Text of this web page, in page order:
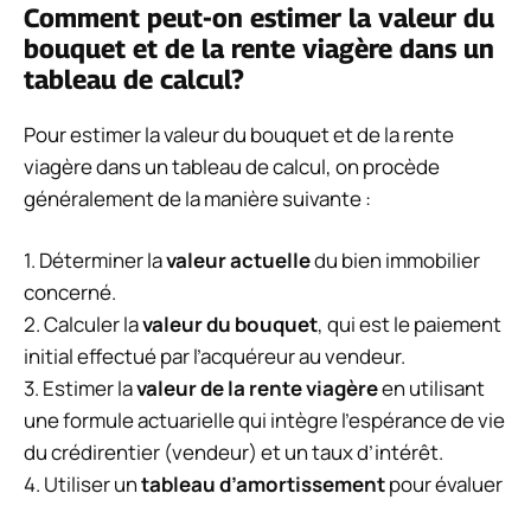
Comment peut-on estimer la valeur du
bouquet et de la rente viagère dans un
tableau de calcul?
Pour estimer la valeur du bouquet et de la rente
viagère dans un tableau de calcul, on procède
généralement de la manière suivante :
1. Déterminer lavaleur actuelledu bien immobilier
concerné.
2. Calculer lavaleur du bouquet, qui est le paiement
initial effectué par l’acquéreur au vendeur.
3. Estimer lavaleur de la rente viagèreen utilisant
une formule actuarielle qui intègre l’espérance de vie
du crédirentier (vendeur) et un taux d’intérêt.
4. Utiliser untableau d’amortissementpour évaluer